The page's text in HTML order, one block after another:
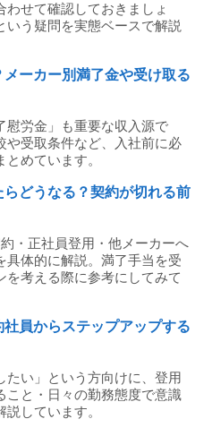
せて確認しておきましょ
いう疑問を実態ベースで解説
ーカー別満了金や受け取る
慰労金」も重要な収入源で
や受取条件など、入社前に必
めています。
どうなる？契約が切れる前
・正社員登用・他メーカーへ
具体的に解説。満了手当を受
を考える際に参考にしてみて
員からステップアップする
たい」という方向けに、登用
こと・日々の勤務態度で意識
しています。